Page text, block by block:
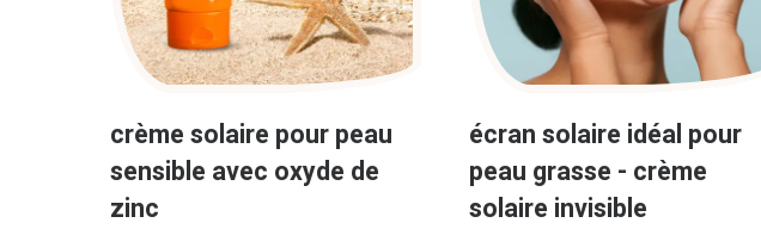
crème solaire pour peau
sensible avec oxyde de
zinc
écran solaire idéal pour
peau grasse - crème
solaire invisible